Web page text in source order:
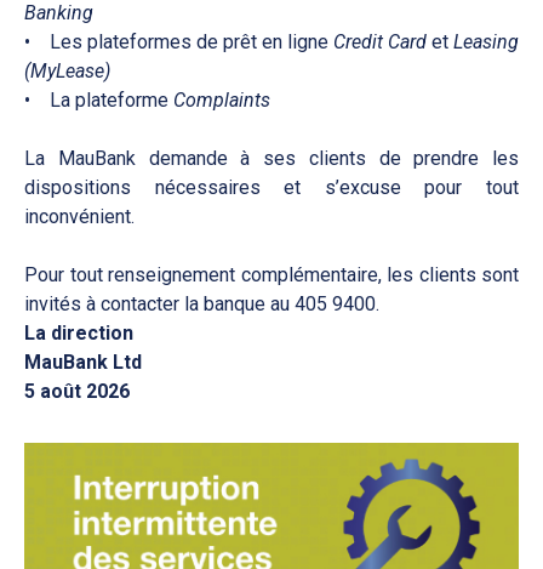
Banking
• Les plateformes de prêt en ligne Credit Card et Leasing
(MyLease)
• La plateforme Complaints
La MauBank demande à ses clients de prendre les
dispositions nécessaires et s’excuse pour tout
inconvénient.
Pour tout renseignement complémentaire, les clients sont
invités à contacter la banque au 405 9400.
La direction
MauBank Ltd
5 août 2026